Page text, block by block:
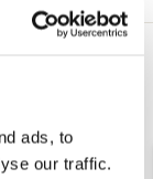
ads, to
our traffic.